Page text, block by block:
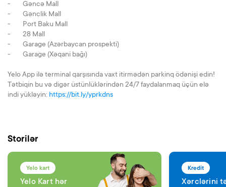
- Gəncə Mall
- Gənclik Mall
- Port Baku Mall
- 28 Mall
- Garage (Azərbaycan prospekti)
- Garage (Xəqani bağı)
Yelo App ilə terminal qarşısında vaxt itirmədən parkinq ödənişi edin!
Tətbiqin bu və digər üstünlüklərindən 24/7 faydalanmaq üçün elə
indi yükləyin: https://bit.ly/yprkdns
Storilər
Yelo kart
Yelo Kart hər
Kredit
Xərclərini